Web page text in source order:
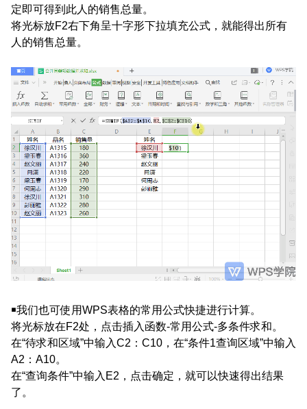
定即可得到此人的销售总量。
将光标放F2右下角呈十字形下拉填充公式，就能得出所有
人的销售总量。
￭我们也可使用WPS表格的常用公式快捷进行计算。
将光标放在F2处，点击插入函数-常用公式-多条件求和。
在“待求和区域”中输入C2：C10，在“条件1查询区域”中输入
A2：A10。
在“查询条件”中输入E2，点击确定，就可以快速得出结果
了。